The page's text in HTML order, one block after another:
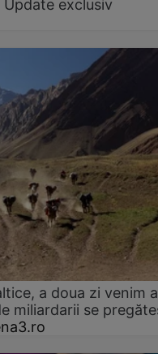
exclusiv
a doua zi venim
miliardarii se